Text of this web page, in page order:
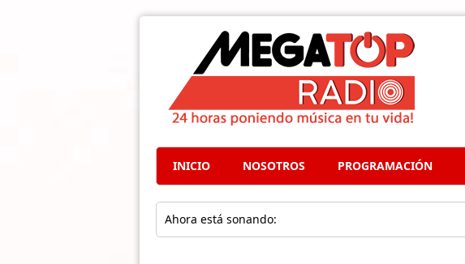
INICIO NOSOTROS PROGRAMACIÓN
Ahora está sonando: